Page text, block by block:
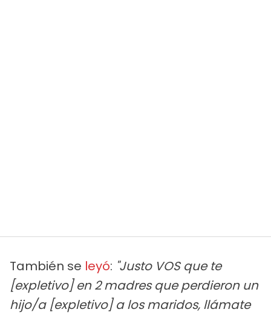
También se leyó: "Justo VOS que te
[expletivo] en 2 madres que perdieron un
hijo/a [expletivo] a los maridos, llámate